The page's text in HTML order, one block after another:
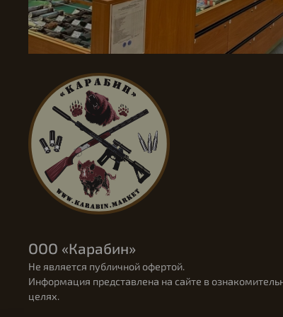
ООО «Карабин»
Не является публичной офертой.
Информация представлена на сайте в
целях.